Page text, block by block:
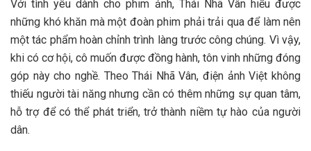
Với tình yêu dành cho phim ảnh, Thái Nhã Vân hiểu được
những khó khăn mà một đoàn phim phải trải qua để làm nên
một tác phẩm hoàn chỉnh trình làng trước công chúng. Vì vậy,
khi có cơ hội, cô muốn được đồng hành, tôn vinh những đóng
góp này cho nghề. Theo Thái Nhã Vân, điện ảnh Việt không
thiếu người tài năng nhưng cần có thêm những sự quan tâm,
hỗ trợ để có thể phát triển, trở thành niềm tự hào của người
dân.